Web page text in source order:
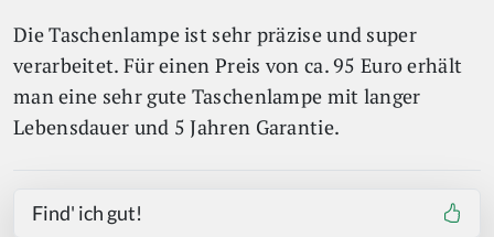
Die Taschenlampe ist sehr präzise und super
verarbeitet. Für einen Preis von ca. 95 Euro erhält
man eine sehr gute Taschenlampe mit langer
Lebensdauer und 5 Jahren Garantie.
Find' ich gut!